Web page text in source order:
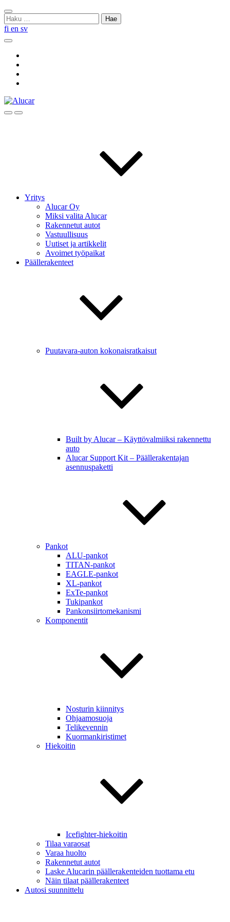
Skip
to
content
Sulje
haku
Haku:
fi en sv
Hae
HaeMenu
Yritys
Alucar Oy
Miksi valita Alucar
Rakennetut autot
Vastuullisuus
Uutiset ja artikkelit
Avoimet työpaikat
Päällerakenteet
Puutavara-auton kokonaisratkaisut
Built by Alucar – Käyttövalmiiksi rakennettu
auto
Alucar Support Kit – Päällerakentajan
asennuspaketti
Pankot
ALU-pankot
TITAN-pankot
EAGLE-pankot
XL-pankot
ExTe-pankot
Tukipankot
Pankonsiirtomekanismi
Komponentit
Nosturin kiinnitys
Ohjaamosuoja
Telikevennin
Kuormankiristimet
Hiekoitin
Icefighter-hiekoitin
Tilaa varaosat
Varaa huolto
Rakennetut autot
Laske Alucarin päällerakenteiden tuottama etu
Näin tilaat päällerakenteet
Autosi suunnittelu